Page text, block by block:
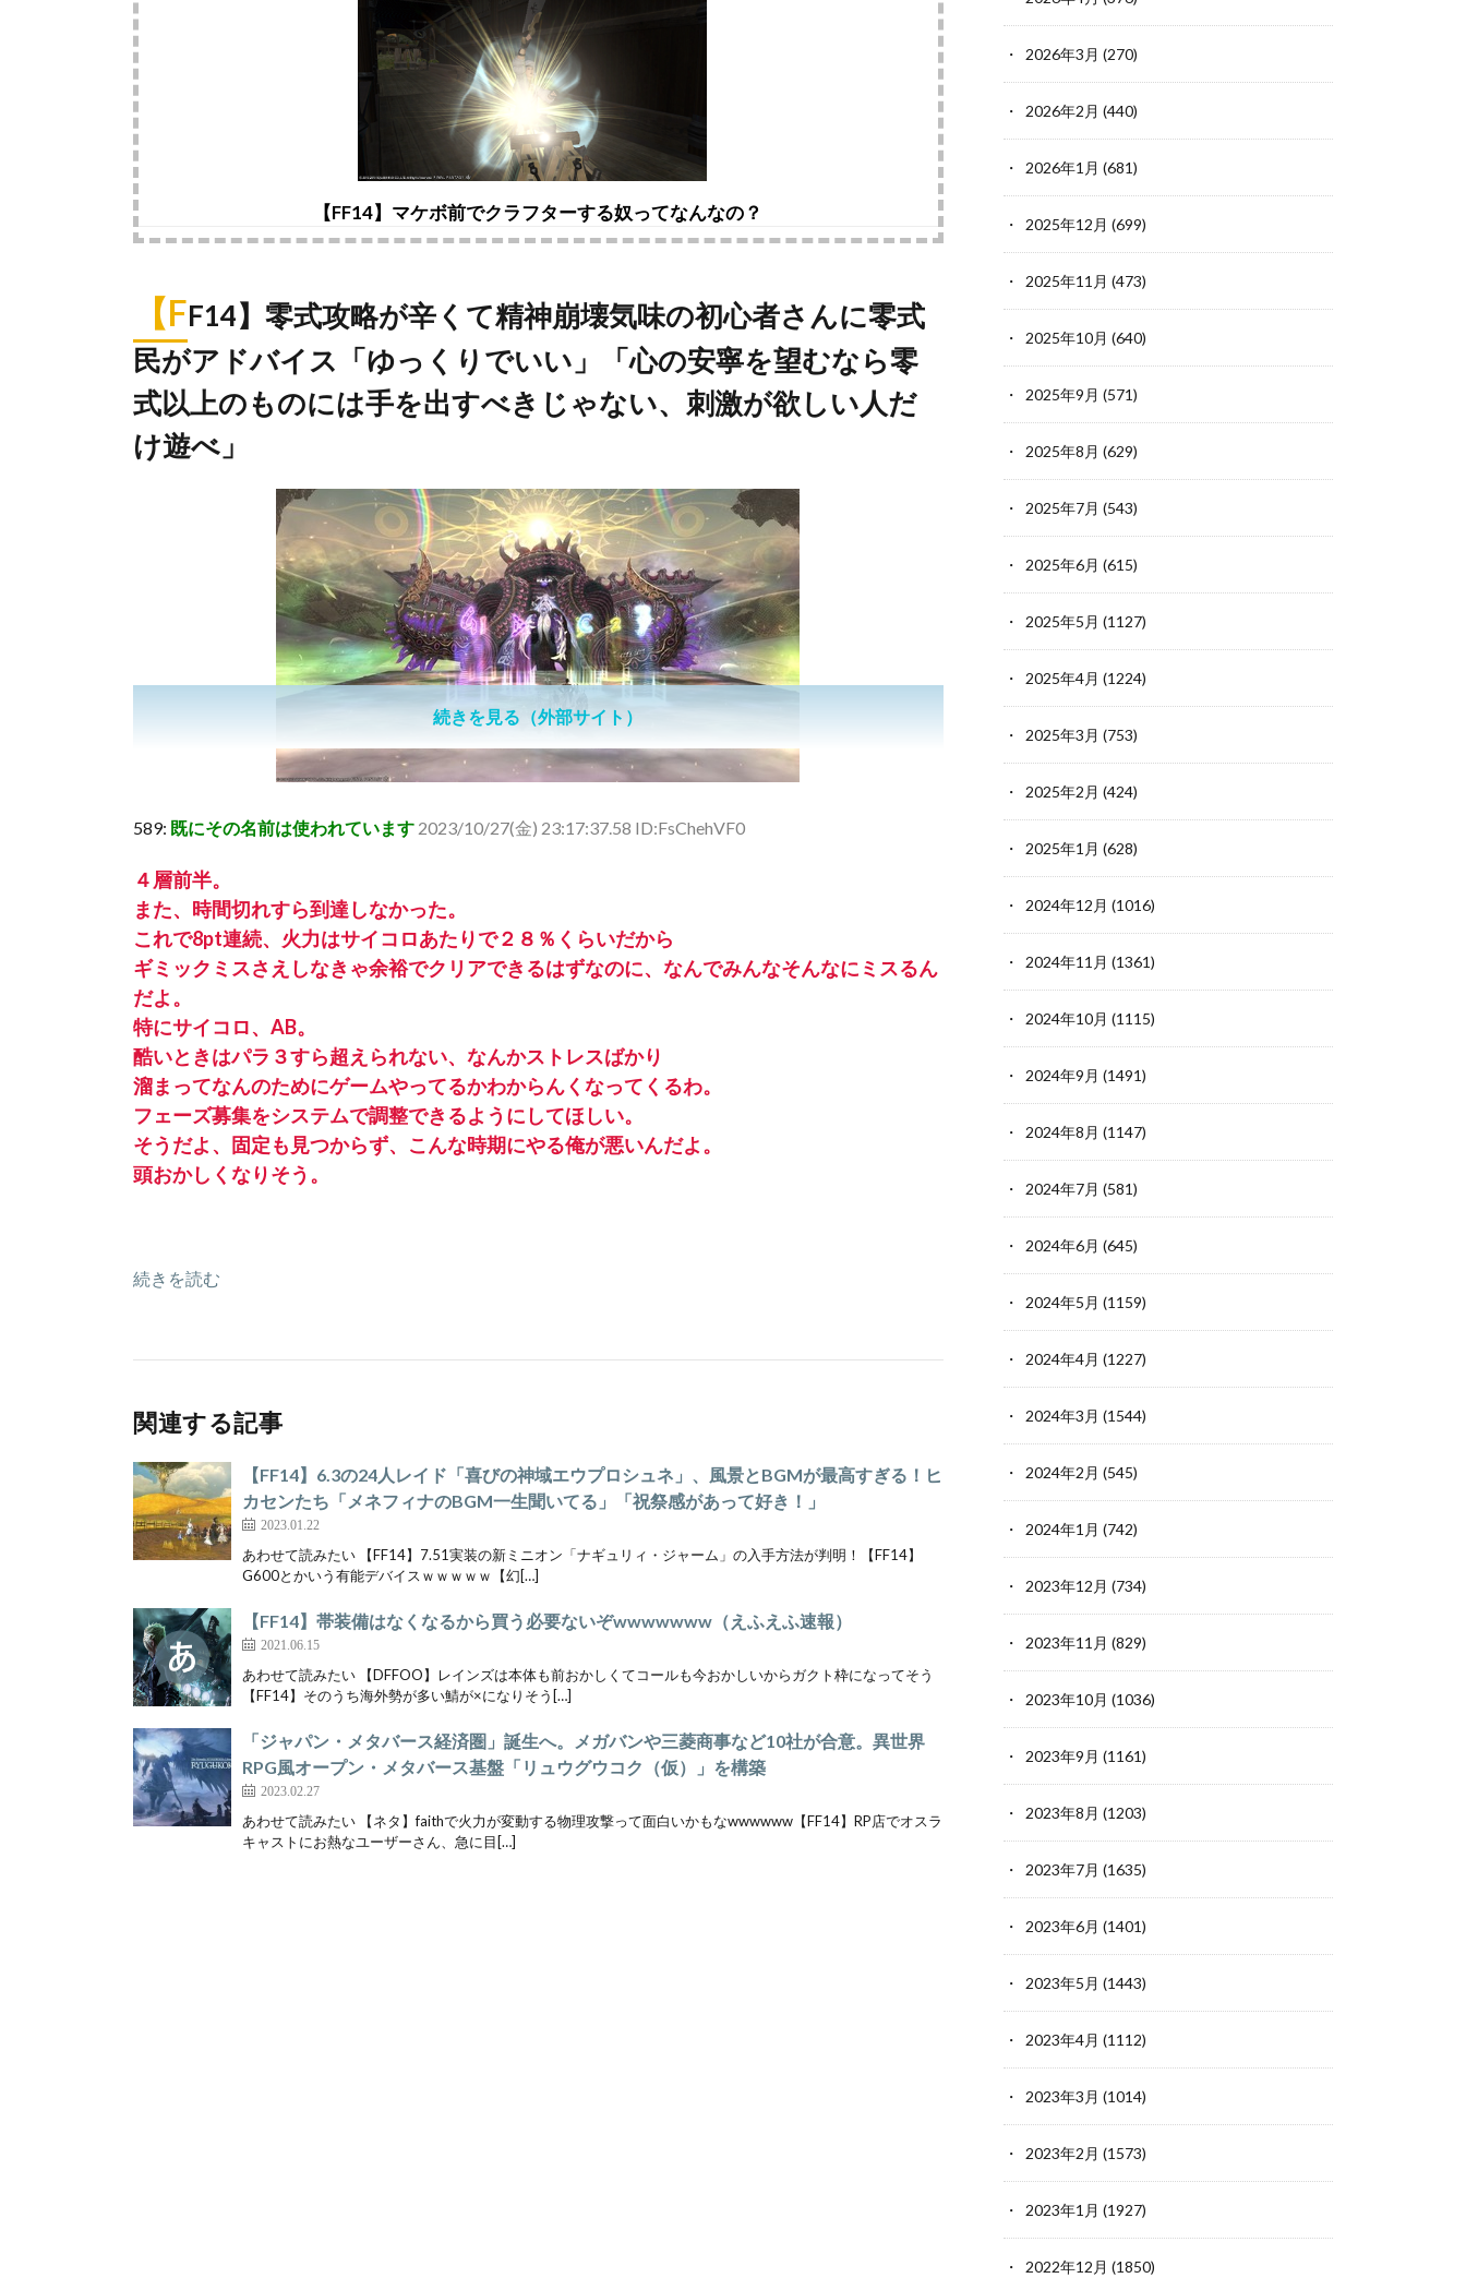
【FF14】マケボ前でクラフターする奴ってなんなの？
【FF14】零式攻略が辛くて精神崩壊気味の初心者さんに零式
民がアドバイス「ゆっくりでいい」「心の安寧を望むなら零
式以上のものには手を出すべきじゃない、刺激が欲しい人だ
け遊べ」
589: 既にその名前は使われています 2023/10/27(金) 23:17:37.58 ID:FsChehVF0
４層前半。
また、時間切れすら到達しなかった。
これで8pt連続、火力はサイコロあたりで２８％くらいだから
ギミックミスさえしなきゃ余裕でクリアできるはずなのに、なんでみんなそんなにミスるん
だよ。
特にサイコロ、AB。
酷いときはパラ３すら超えられない、なんかストレスばかり
溜まってなんのためにゲームやってるかわからんくなってくるわ。
フェーズ募集をシステムで調整できるようにしてほしい。
そうだよ、固定も見つからず、こんな時期にやる俺が悪いんだよ。
頭おかしくなりそう。
続きを読む
続きを見る（外部サイト）
関連する記事
【FF14】6.3の24人レイド「喜びの神域エウプロシュネ」、風景とBGMが最高すぎる！ヒ
カセンたち「メネフィナのBGM一生聞いてる」「祝祭感があって好き！」
2023.01.22
あわせて読みたい 【FF14】7.51実装の新ミニオン「ナギュリィ・ジャーム」の入手方法が判明！【FF14】
G600とかいう有能デバイスｗｗｗｗｗ【幻[…]
【FF14】帯装備はなくなるから買う必要ないぞwwwwwww（えふえふ速報）
2021.06.15
あわせて読みたい 【DFFOO】レインズは本体も前おかしくてコールも今おかしいからガクト枠になってそう
【FF14】そのうち海外勢が多い鯖が×になりそう[…]
「ジャパン・メタバース経済圏」誕生へ。メガバンや三菱商事など10社が合意。異世界
RPG風オープン・メタバース基盤「リュウグウコク（仮）」を構築
2023.02.27
あわせて読みたい 【ネタ】faithで火力が変動する物理攻撃って面白いかもなwwwwww【FF14】RP店でオスラ
キャストにお熱なユーザーさん、急に目[…]
2026年3月 (270)
2026年2月 (440)
2026年1月 (681)
2025年12月 (699)
2025年11月 (473)
2025年10月 (640)
2025年9月 (571)
2025年8月 (629)
2025年7月 (543)
2025年6月 (615)
2025年5月 (1127)
2025年4月 (1224)
2025年3月 (753)
2025年2月 (424)
2025年1月 (628)
2024年12月 (1016)
2024年11月 (1361)
2024年10月 (1115)
2024年9月 (1491)
2024年8月 (1147)
2024年7月 (581)
2024年6月 (645)
2024年5月 (1159)
2024年4月 (1227)
2024年3月 (1544)
2024年2月 (545)
2024年1月 (742)
2023年12月 (734)
2023年11月 (829)
2023年10月 (1036)
2023年9月 (1161)
2023年8月 (1203)
2023年7月 (1635)
2023年6月 (1401)
2023年5月 (1443)
2023年4月 (1112)
2023年3月 (1014)
2023年2月 (1573)
2023年1月 (1927)
2022年12月 (1850)